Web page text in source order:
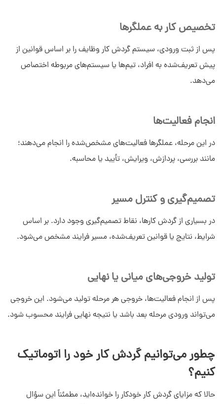
تخصیص کار به عملگرها
پس از ثبت ورودی، سیستم گردش کار وظایف را بر اساس قوانین از
پیش تعریف‌شده به افراد، تیم‌ها یا سیستم‌های مربوطه اختصاص
می‌دهد.
انجام فعالیت‌ها
در این مرحله، عملگرها فعالیت‌های مشخص‌شده را انجام می‌دهند؛
مانند بررسی، پردازش، ویرایش، تأیید یا محاسبه.
تصمیم‌گیری و کنترل مسیر
در بسیاری از گردش کارها، نقاط تصمیم‌گیری وجود دارد. بر اساس
شرایط، نتایج یا قوانین تعریف‌شده، مسیر فرایند مشخص می‌شود.
تولید خروجی‌های میانی یا نهایی
پس از انجام فعالیت‌ها، خروجی هر مرحله تولید می‌شود. این خروجی
می‌تواند ورودی مرحله بعد باشد یا نتیجه نهایی فرایند محسوب شود.
چطور می‌توانیم گردش کار خود را اتوماتیک
کنیم؟
حالا که مزایای گردش کار خودکار را خوانده‌اید، مطمئناً این سؤال